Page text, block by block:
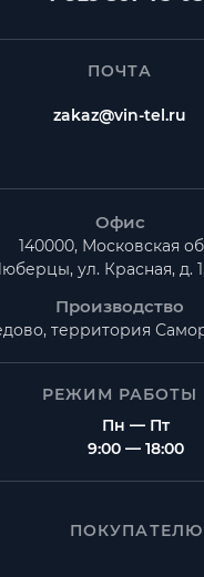
ПОЧТА
zakaz@vin-tel.ru
Офис
140000, Московская
ул. Красная, д.
Производство
территория
РЕЖИМ РАБОТЫ
Пн — Пт
9:00 — 18:00
ПОКУПАТЕЛЮ